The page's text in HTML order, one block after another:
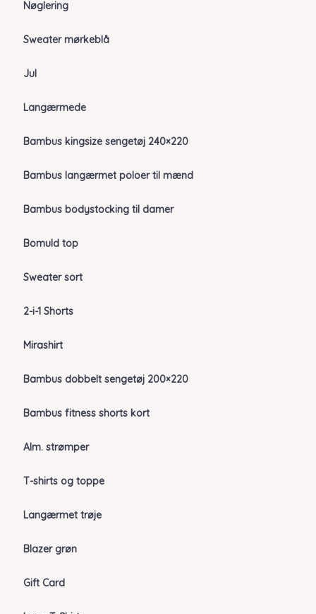
Nøglering
Sweater mørkeblå
Jul
Langærmede
Bambus kingsize sengetøj 240×220
Bambus langærmet poloer til mænd
Bambus bodystocking til damer
Bomuld top
Sweater sort
2-i-1 Shorts
Mirashirt
Bambus dobbelt sengetøj 200×220
Bambus fitness shorts kort
Alm. strømper
T-shirts og toppe
Langærmet trøje
Blazer grøn
Gift Card